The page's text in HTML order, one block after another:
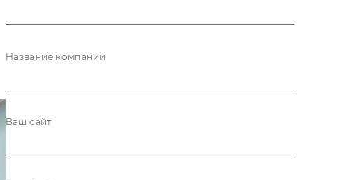
Название компании
Ваш сайт